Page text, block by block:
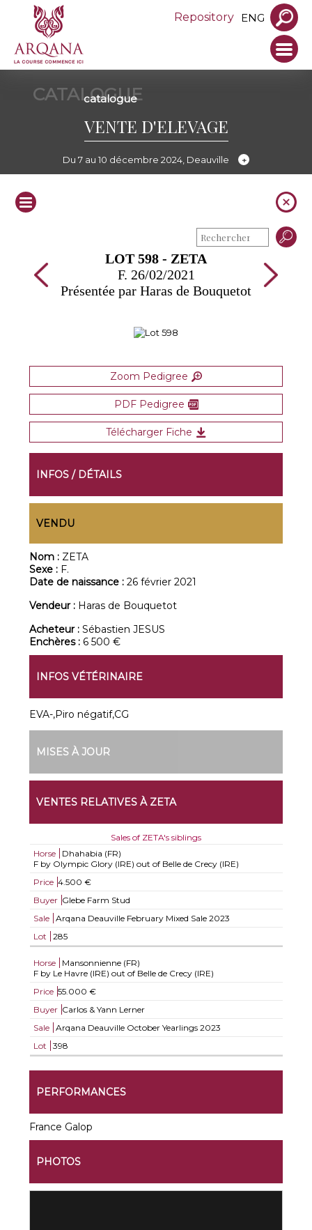
Repository ENG
CATALOGUE
catalogue
VENTE D'ELEVAGE
Du 7 au 10 décembre 2024, Deauville
LOT 598 - ZETA
F. 26/02/2021
Présentée par Haras de Bouquetot
Zoom Pedigree
PDF Pedigree
Télécharger Fiche
INFOS / DÉTAILS
VENDU
Nom : ZETA
Sexe : F.
Date de naissance :26 février 2021
Vendeur : Haras de Bouquetot
Acheteur :Sébastien JESUS
Enchères : 6 500 €
INFOS VÉTÉRINAIRE
EVA-,Piro négatif,CG
MISES À JOUR
VENTES RELATIVES À ZETA
Sales of ZETA's siblings
Horse
Dhahabia (FR)
F by Olympic Glory (IRE) out of Belle de Crecy (IRE)
Price 4.500 €
Buyer Glebe Farm Stud
Sale
Arqana Deauville February Mixed Sale 2023
Lot
285
Horse
Mansonnienne (FR)
F by Le Havre (IRE) out of Belle de Crecy (IRE)
Price 55.000 €
Buyer Carlos & Yann Lerner
Sale
Arqana Deauville October Yearlings 2023
Lot
398
PERFORMANCES
France Galop
PHOTOS